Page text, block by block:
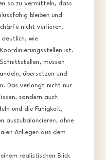
so zu vermitteln, dass
bleiben und
nicht verlieren.​
deutlich, wie
ist.
müssen
übersetzen und
Das verlangt nicht nur
sondern auch
und die Fähigkeit,
auszubalancieren, ohne
Anliegen aus dem
realistischen Blick